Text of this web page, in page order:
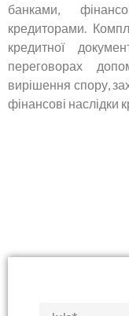
банками,
кредиторами.
кредитної
переговорах
вирішення спору,
фінансові наслідки